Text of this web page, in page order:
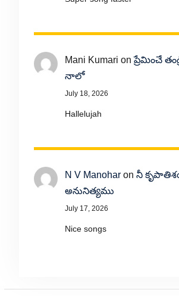
Mani Kumari onప్రేమించే
నాలో
July 18, 2026
Hallelujah
N V Manoharon నీ
అనునిత్యము
July 17, 2026
Nice songs